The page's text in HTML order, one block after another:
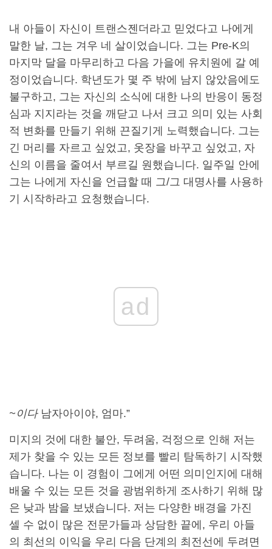
내 아들이 자신이 트랜스젠더라고 믿었다고 나에게
말한 날, 그는 겨우 네 살이었습니다. 그는 Pre-K의
마지막 달을 마무리하고 다음 가을에 유치원에 갈 예
정이었습니다. 학년도가 몇 주 밖에 남지 않았음에도
불구하고, 그는 자신의 소식에 대한 나의 반응이 동정
심과 지지라는 것을 깨닫고 나서 크고 의미 있는 사회
적 변화를 만들기 위해 끈질기게 노력했습니다. 그는
긴 머리를 자르고 싶었고, 옷장을 바꾸고 싶었고, 자
신의 이름을 줄여서 부르길 원했습니다. 일주일 안에
그는 나에게 자신을 언급할 때 그/그 대명사를 사용하
기 시작하라고 요청했습니다.
ad
~이다남자아이야, 엄마.”
미지의 것에 대한 불안, 두려움, 걱정으로 인해 저는
제가 찾을 수 있는 모든 정보를 빨리 탐독하기 시작했
습니다. 나는 이 경험이 그에게 어떤 의미인지에 대해
배울 수 있는 모든 것을 광범위하게 조사하기 위해 많
은 낮과 밤을 보냈습니다. 저는 다양한 배경을 가진
셀 수 없이 많은 전문가들과 상담한 끝에, 우리 아들
의 최선의 이익을 우리 다음 단계의 최전선에 두려면